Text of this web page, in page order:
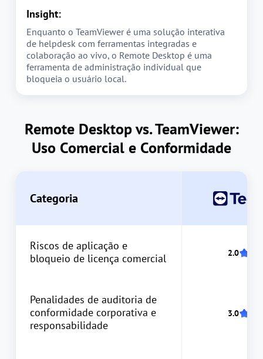
Insight:
Enquanto o TeamViewer é uma solução interativa
de helpdesk com ferramentas integradas e
colaboração ao vivo, o Remote Desktop é uma
ferramenta de administração individual que
bloqueia o usuário local.
Remote Desktop vs. TeamViewer:
Uso Comercial e Conformidade
Categoria
Riscos de aplicação e
bloqueio de licença comercial
Penalidades de auditoria de
conformidade corporativa e
responsabilidade